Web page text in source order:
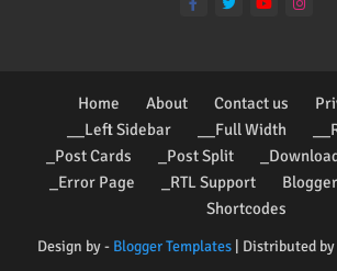
Design by - Blogger Templates| Distributed by
Home About Contact us
__Left Sidebar
__Full Width
_Post Cards
_Post Split
_Error Page
_RTL Support Blogger
Shortcodes